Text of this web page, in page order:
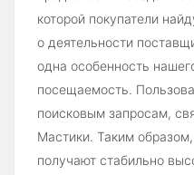
которой покупатели
о деятельности
одна особенность
посещаемость.
поисковым запросам,
Мастики. Таким
получают стабильно